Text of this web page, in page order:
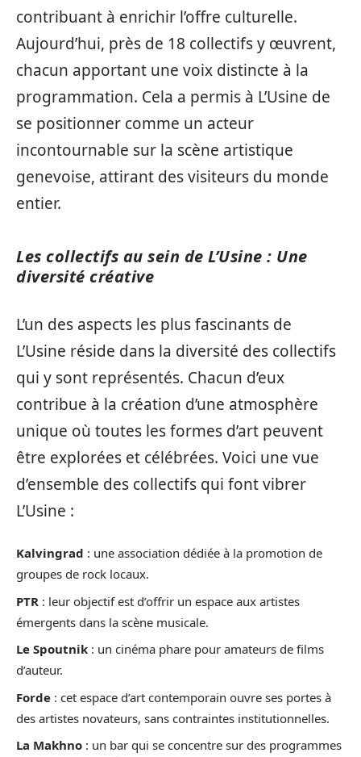
contribuant à enrichir l’offre culturelle.
Aujourd’hui, près de 18 collectifs y œuvrent,
chacun apportant une voix distincte à la
programmation. Cela a permis à L’Usine de
se positionner comme un acteur
incontournable sur la scène artistique
genevoise, attirant des visiteurs du monde
entier.
Les collectifs au sein de L’Usine : Une
diversité créative
L’un des aspects les plus fascinants de
L’Usine réside dans la diversité des collectifs
qui y sont représentés. Chacun d’eux
contribue à la création d’une atmosphère
unique où toutes les formes d’art peuvent
être explorées et célébrées. Voici une vue
d’ensemble des collectifs qui font vibrer
L’Usine :
Kalvingrad : une association dédiée à la promotion de
groupes de rock locaux.
PTR : leur objectif est d’offrir un espace aux artistes
émergents dans la scène musicale.
Le Spoutnik : un cinéma phare pour amateurs de films
d’auteur.
Forde : cet espace d’art contemporain ouvre ses portes à
des artistes novateurs, sans contraintes institutionnelles.
La Makhno : un bar qui se concentre sur des programmes